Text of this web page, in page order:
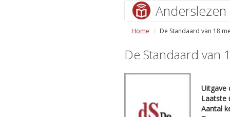
Anderslezen
Home De Standaard van 18
De Standaard van
Uitgave
Laatste
Aantal